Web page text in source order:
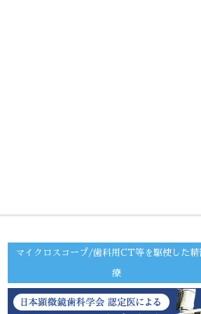
マイクロスコープ/歯科用CT等を駆使した精
療